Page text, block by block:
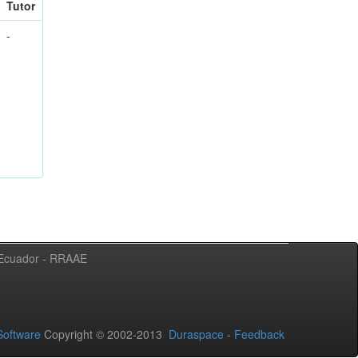
Tutor
-
- RRAAE
Copyright © 2002-2013 Duraspace - Feedback